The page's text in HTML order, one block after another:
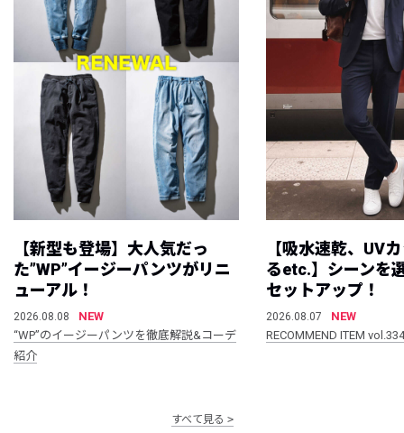
【新型も登場】大人気だっ
た”WP”イージーパンツがリニ
ューアル！
2026.08.08
NEW
“WP”のイージーパンツを徹底解説&コーデ
紹介
【吸水速乾、UV
るetc.】シーンを
セットアップ！
2026.08.07
NEW
RECOMMEND ITEM vol.334
すべて見る